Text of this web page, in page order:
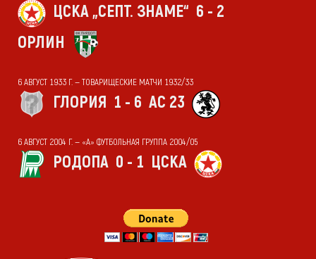
ЦСКА „СЕПТ. ЗНАМЕ“ 6 - 2
ОРЛИН
6 АВГУСТ 1933 Г. — ТОВАРИЩЕСКИЕ МАТЧИ 1932/33
ГЛОРИЯ 1 - 6 АС 23
6 АВГУСТ 2004 Г. — «А» ФУТБОЛЬНАЯ ГРУППА 2004/05
РОДОПА 0 - 1 ЦСКА